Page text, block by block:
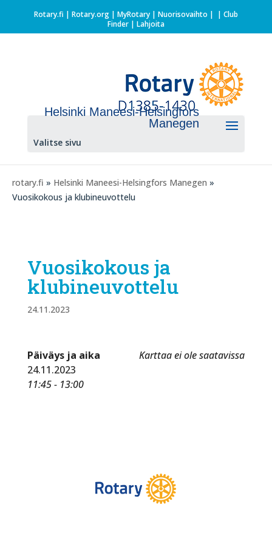
Rotary.fi | Rotary.org| MyRotary | Nuorisovaihto | | Club
Finder| Lahjoita
Helsinki Maneesi-Helsingfors
Manegen
Valitse sivu
rotary.fi » Helsinki Maneesi-Helsingfors Manegen »
Vuosikokous ja klubineuvottelu
Vuosikokous ja
klubineuvottelu
24.11.2023
Karttaa ei ole saatavissa
Päiväys ja aika
24.11.2023
11:45 - 13:00